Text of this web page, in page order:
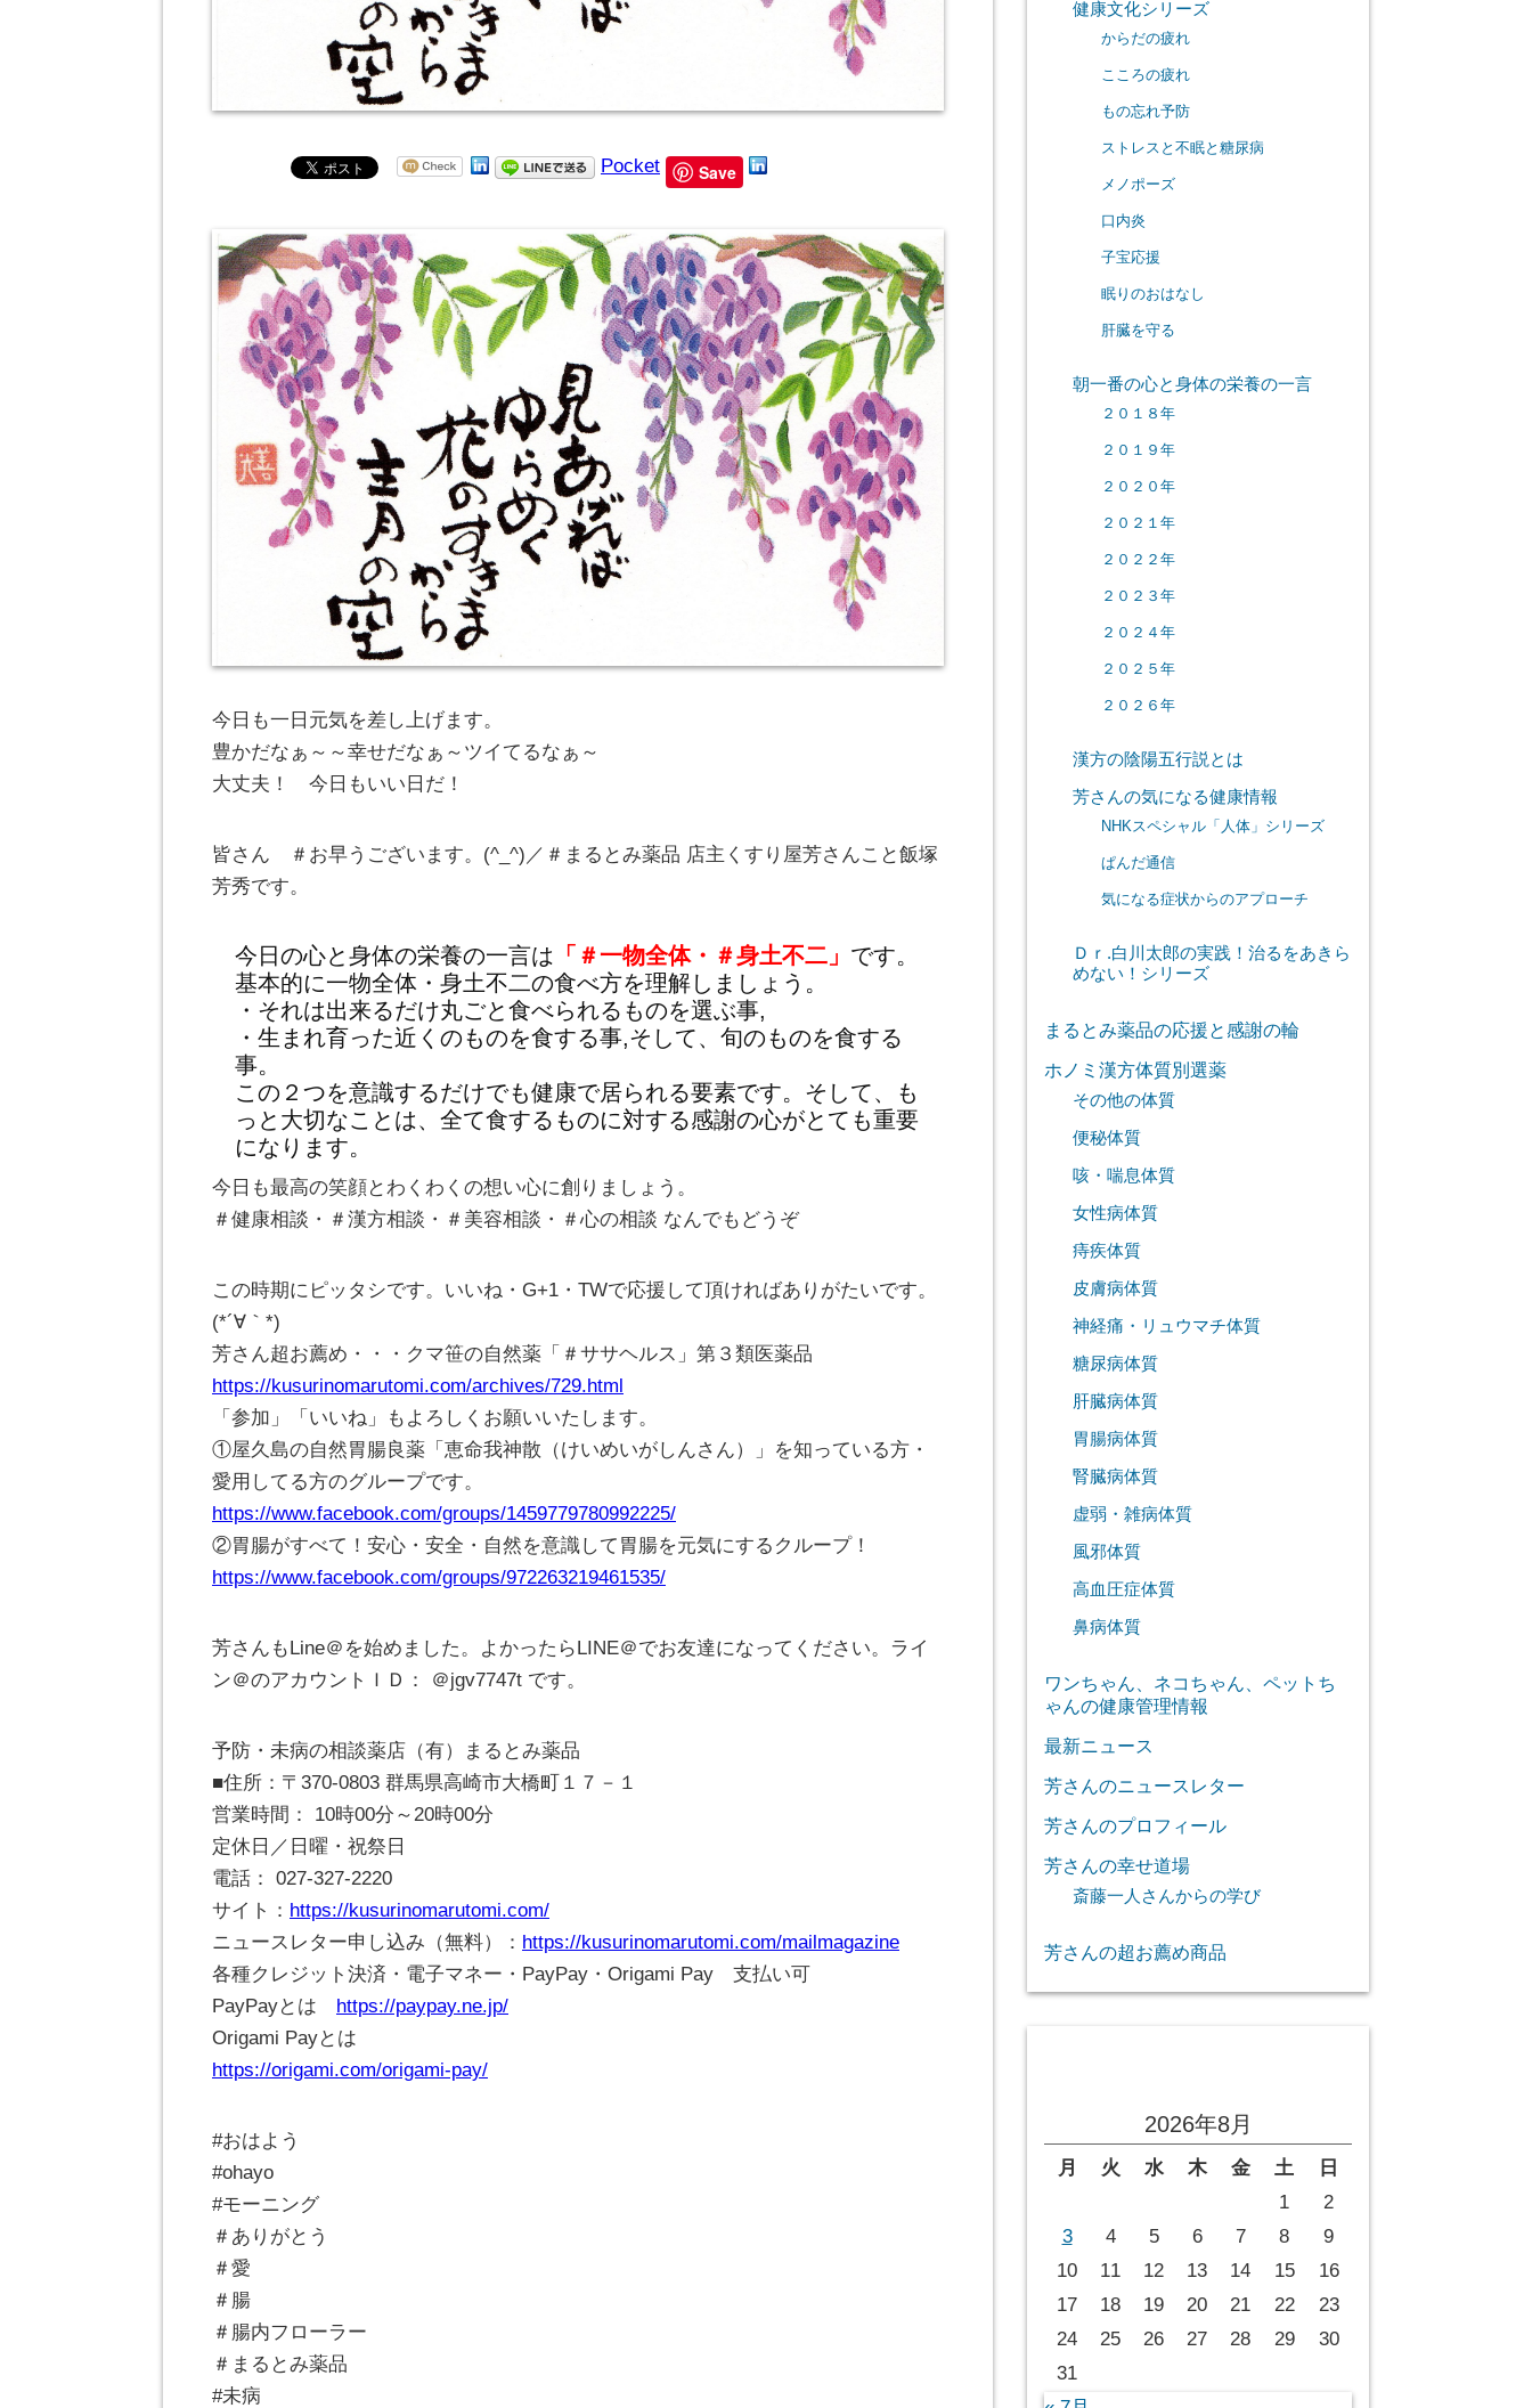
Pocket Save
今日も一日元気を差し上げます。
豊かだなぁ～～幸せだなぁ～ツイてるなぁ～
大丈夫！ 今日もいい日だ！
皆さん ＃お早うございます。(^_^)／＃まるとみ薬品 店主くすり屋芳さんこと飯塚
芳秀です。
今日の心と身体の栄養の一言は 「＃一物全体・＃身土不二」 です。
基本的に一物全体・身土不二の食べ方を理解しましょう。
・それは出来るだけ丸ごと食べられるものを選ぶ事,
・生まれ育った近くのものを食する事,そして、旬のものを食する
事。
この２つを意識するだけでも健康で居られる要素です。そして、も
っと大切なことは、全て食するものに対する感謝の心がとても重要
になります。
今日も最高の笑顔とわくわくの想い心に創りましょう。
＃健康相談・＃漢方相談・＃美容相談・＃心の相談 なんでもどうぞ
この時期にピッタシです。いいね・G+1・TWで応援して頂ければありがたいです。
(*´∀｀*)
芳さん超お薦め・・・クマ笹の自然薬「＃ササヘルス」第３類医薬品
https://kusurinomarutomi.com/archives/729.html
「参加」「いいね」もよろしくお願いいたします。
①屋久島の自然胃腸良薬「恵命我神散（けいめいがしんさん）」を知っている方・
愛用してる方のグループです。
https://www.facebook.com/groups/1459779780992225/
②胃腸がすべて！安心・安全・自然を意識して胃腸を元気にするクループ！
https://www.facebook.com/groups/972263219461535/
芳さんもLine＠を始めました。よかったらLINE＠でお友達になってください。ライ
ン＠のアカウントＩＤ： ＠jgv7747t です。
予防・未病の相談薬店（有）まるとみ薬品
■住所：〒370-0803 群馬県高崎市大橋町１７－１
営業時間： 10時00分～20時00分
定休日／日曜・祝祭日
電話： 027-327-2220
サイト： https://kusurinomarutomi.com/
ニュースレター申し込み（無料）： https://kusurinomarutomi.com/mailmagazine
各種クレジット決済・電子マネー・PayPay・Origami Pay 支払い可
PayPayとは https://paypay.ne.jp/
Origami Payとは
https://origami.com/origami-pay/
#おはよう
#ohayo
#モーニング
＃ありがとう
＃愛
＃腸
＃腸内フローラー
＃まるとみ薬品
#未病
健康文化シリーズ
からだの疲れ
こころの疲れ
もの忘れ予防
ストレスと不眠と糖尿病
メノポーズ
口内炎
子宝応援
眠りのおはなし
肝臓を守る
朝一番の心と身体の栄養の一言
２０１８年
２０１９年
２０２０年
２０２１年
２０２２年
２０２３年
２０２４年
２０２５年
２０２６年
漢方の陰陽五行説とは
芳さんの気になる健康情報
NHKスペシャル「人体」シリーズ
ぱんだ通信
気になる症状からのアプローチ
Ｄｒ.白川太郎の実践！治るをあきら
めない！シリーズ
まるとみ薬品の応援と感謝の輪
ホノミ漢方体質別選薬
その他の体質
便秘体質
咳・喘息体質
女性病体質
痔疾体質
皮膚病体質
神経痛・リュウマチ体質
糖尿病体質
肝臓病体質
胃腸病体質
腎臓病体質
虚弱・雑病体質
風邪体質
高血圧症体質
鼻病体質
ワンちゃん、ネコちゃん、ペットち
ゃんの健康管理情報
最新ニュース
芳さんのニュースレター
芳さんのプロフィール
芳さんの幸せ道場
斎藤一人さんからの学び
芳さんの超お薦め商品
2026年8月
月 火 水 木 金 土
日
1
2
3
4 5 6 7 8
9
10
11 12 13 14 15
16
17
18 19 20 21 22
23
24
25 26 27 28 29
30
31